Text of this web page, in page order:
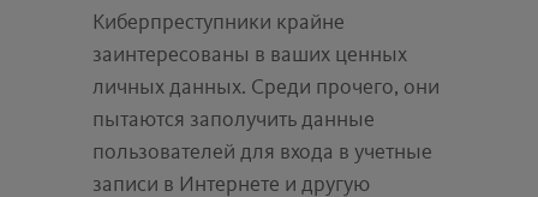
Киберпреступники крайне
заинтересованы в ваших ценных
личных данных. Среди прочего, они
пытаются заполучить данные
пользователей для входа в учетные
записи в Интернете и другую